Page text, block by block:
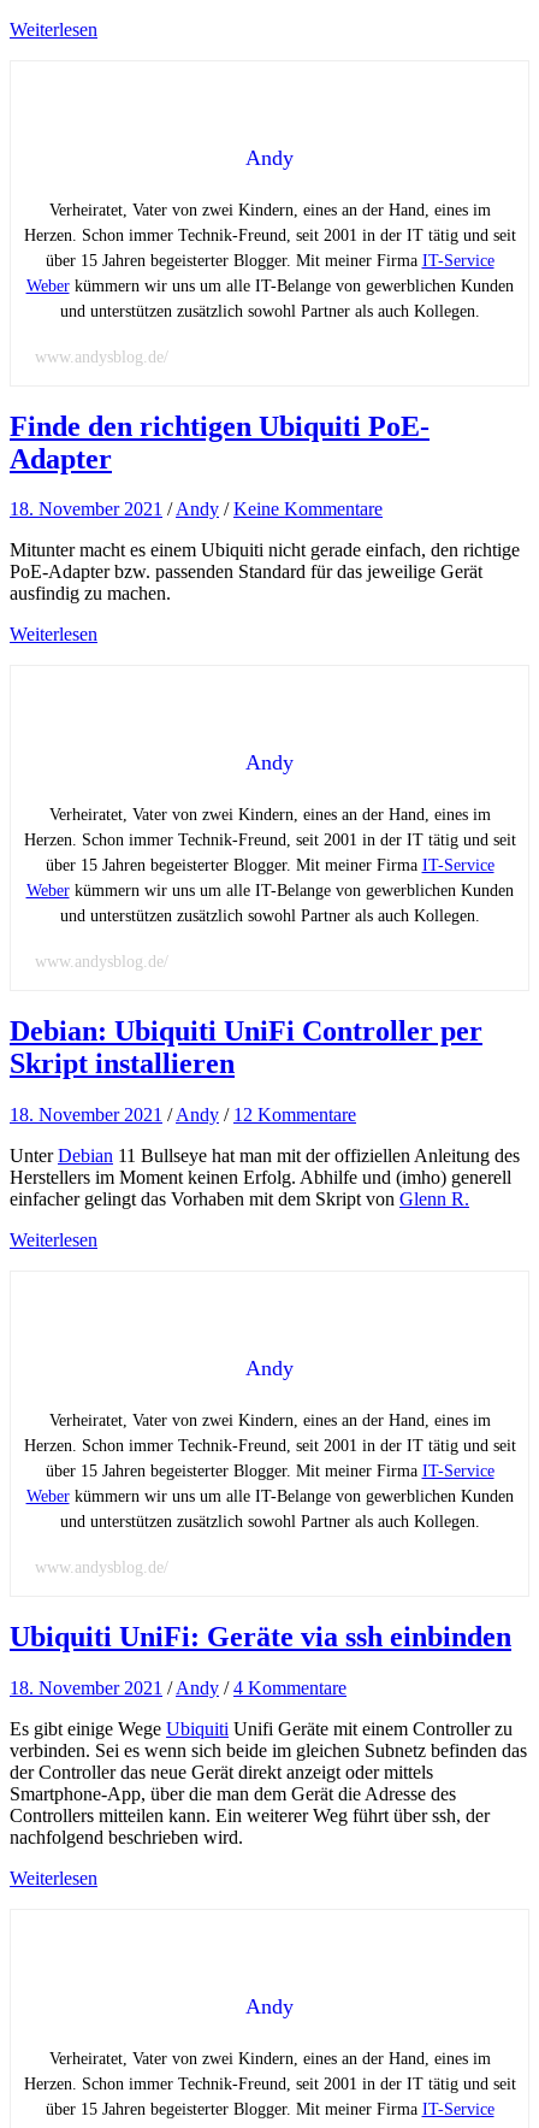
Weiterlesen
Andy
Verheiratet, Vater von zwei Kindern, eines an der Hand, eines im
Herzen. Schon immer Technik-Freund, seit 2001 in der IT tätig und seit
über 15 Jahren begeisterter Blogger. Mit meiner Firma IT-Service
Weberkümmern wir uns um alle IT-Belange von gewerblichen Kunden
und unterstützen zusätzlich sowohl Partner als auch Kollegen.
www.andysblog.de/
Finde den richtigen Ubiquiti PoE-
Adapter
18. November 2021 /Andy /Keine Kommentare
Mitunter macht es einem Ubiquiti nicht gerade einfach, den richtige
PoE-Adapter bzw. passenden Standard für das jeweilige Gerät
ausfindig zu machen.
Weiterlesen
Andy
Verheiratet, Vater von zwei Kindern, eines an der Hand, eines im
Herzen. Schon immer Technik-Freund, seit 2001 in der IT tätig und seit
über 15 Jahren begeisterter Blogger. Mit meiner Firma IT-Service
Weberkümmern wir uns um alle IT-Belange von gewerblichen Kunden
und unterstützen zusätzlich sowohl Partner als auch Kollegen.
www.andysblog.de/
Debian: Ubiquiti UniFi Controller per
Skript installieren
18. November 2021 /Andy / 12 Kommentare
UnterDebian 11 Bullseye hat man mit der offiziellen Anleitung des
Herstellers im Moment keinen Erfolg. Abhilfe und (imho) generell
einfacher gelingt das Vorhaben mit dem Skript von Glenn R.
Weiterlesen
Andy
Verheiratet, Vater von zwei Kindern, eines an der Hand, eines im
Herzen. Schon immer Technik-Freund, seit 2001 in der IT tätig und seit
über 15 Jahren begeisterter Blogger. Mit meiner Firma IT-Service
Weberkümmern wir uns um alle IT-Belange von gewerblichen Kunden
und unterstützen zusätzlich sowohl Partner als auch Kollegen.
www.andysblog.de/
Ubiquiti UniFi: Geräte via ssh einbinden
18. November 2021 /Andy /4 Kommentare
Es gibt einige Wege Ubiquiti Unifi Geräte mit einem Controller zu
verbinden. Sei es wenn sich beide im gleichen Subnetz befinden das
der Controller das neue Gerät direkt anzeigt oder mittels
Smartphone-App, über die man dem Gerät die Adresse des
Controllers mitteilen kann. Ein weiterer Weg führt über ssh, der
nachfolgend beschrieben wird.
Weiterlesen
Andy
Verheiratet, Vater von zwei Kindern, eines an der Hand, eines im
Herzen. Schon immer Technik-Freund, seit 2001 in der IT tätig und seit
über 15 Jahren begeisterter Blogger. Mit meiner Firma IT-Service